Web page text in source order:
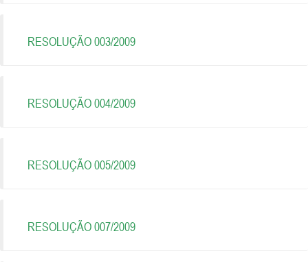
RESOLUÇÃO 003/2009
RESOLUÇÃO 004/2009
RESOLUÇÃO 005/2009
RESOLUÇÃO 007/2009